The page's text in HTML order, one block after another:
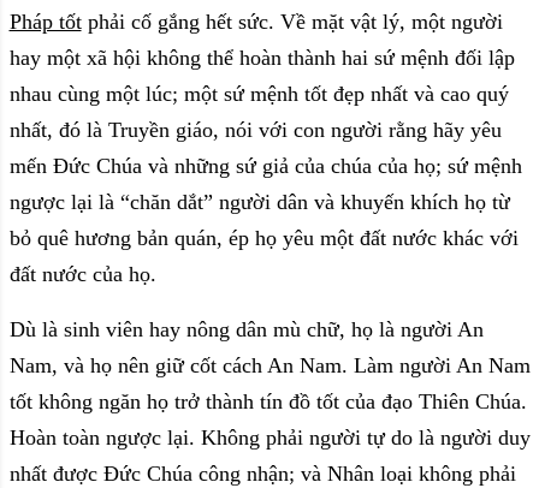
Pháp tốtphải cố gắng hết sức. Về mặt vật lý, một người
hay một xã hội không thể hoàn thành hai sứ mệnh đối lập
nhau cùng một lúc; một sứ mệnh tốt đẹp nhất và cao quý
nhất, đó là Truyền giáo, nói với con người rằng hãy yêu
mến Đức Chúa và những sứ giả của chúa của họ; sứ mệnh
ngược lại là “chăn dắt” người dân và khuyến khích họ từ
bỏ quê hương bản quán, ép họ yêu một đất nước khác với
đất nước của họ.
Dù là sinh viên hay nông dân mù chữ, họ là người An
Nam, và họ nên giữ cốt cách An Nam. Làm người An Nam
tốt không ngăn họ trở thành tín đồ tốt của đạo Thiên Chúa.
Hoàn toàn ngược lại. Không phải người tự do là người duy
nhất được Đức Chúa công nhận; và Nhân loại không phải